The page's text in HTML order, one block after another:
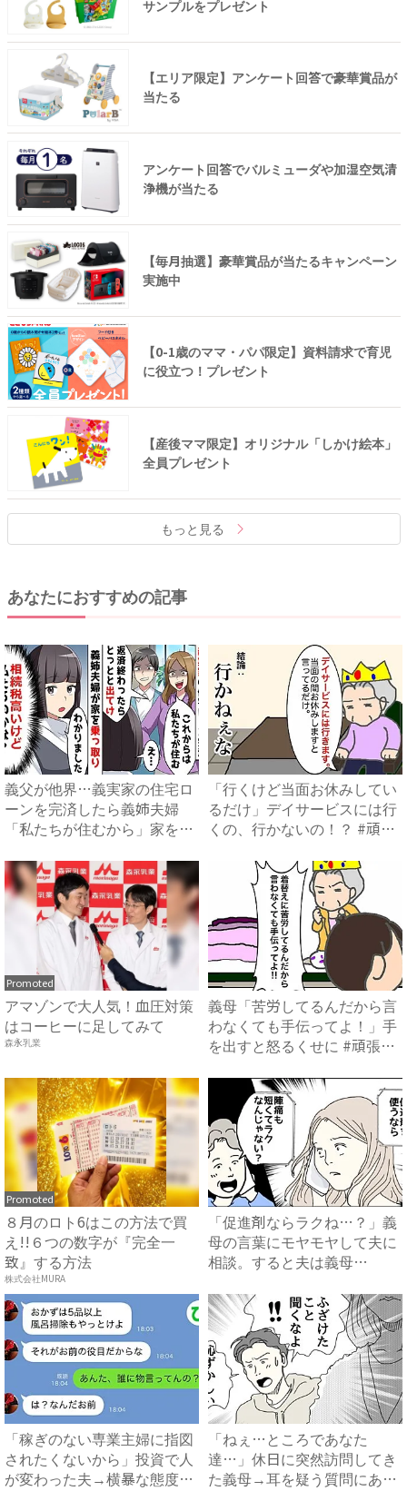
サンプルをプレゼント
【エリア限定】アンケート回答で豪華賞品が
当たる
アンケート回答でバルミューダや加湿空気清
浄機が当たる
【毎月抽選】豪華賞品が当たるキャンペーン
実施中
【0-1歳のママ・パパ限定】資料請求で育児
に役立つ！プレゼント
【産後ママ限定】オリジナル「しかけ絵本」
全員プレゼント
もっと見る
あなたにおすすめの記事
義父が他界…義実家の住宅ロ
ーンを完済したら義姉夫婦
「私たちが住むから」家を乗
「行くけど当面お休みしてい
るだけ」デイサービスには行
くの、行かないの！？ #頑
Promoted
アマゾンで大人気！血圧対策
はコーヒーに足してみて
森永乳業
義母「苦労してるんだから言
わなくても手伝ってよ！」手
を出すと怒るくせに #頑張
Promoted
８月のロト6はこの方法で買
え!!６つの数字が『完全一
致』する方法
株式会社MURA
「促進剤ならラクね…？」義
母の言葉にモヤモヤして夫に
相談。すると夫は義母
「稼ぎのない専業主婦に指図
されたくないから」投資で人
が変わった夫→横暴な態度に
「ねぇ…ところであなた
達…」休日に突然訪問してき
た義母→耳を疑う質問にあ